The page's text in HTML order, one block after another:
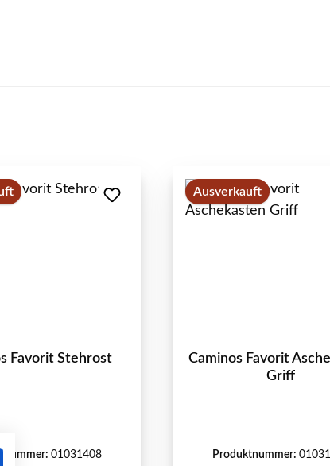
Favorit Stehrost
01031408
Ausverkauft
Caminos Favorit
Griff
Produktnummer: